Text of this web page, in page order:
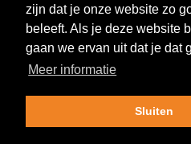
Jaargang
zijn dat je onze website zo
beleeft. Als je deze website
gaan we ervan uit dat je dat
Meer informatie
Sluiten